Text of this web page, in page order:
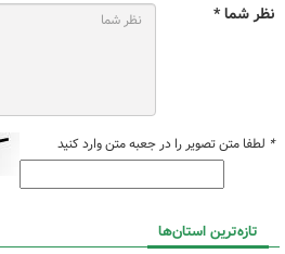
نظر شما *
* لطفا متن تصویر را در جعبه متن وارد کنید
تازه‌ترین استان‌ها